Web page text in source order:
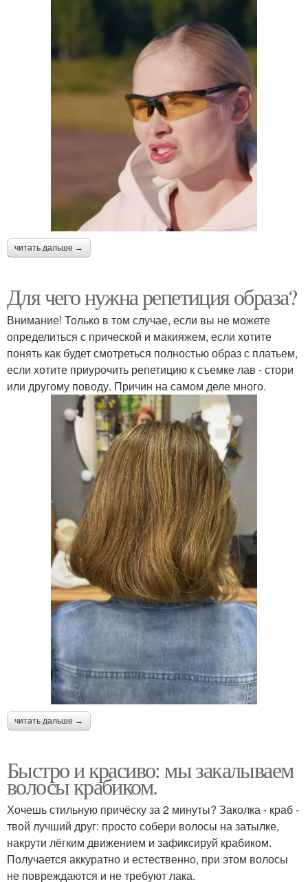
читать дальше →
Для чего нужна репетиция образа?
Внимание! Только в том случае, если вы не можете
определиться с прической и макияжем, если хотите
понять как будет смотреться полностью образ с платьем,
если хотите приурочить репетицию к съемке лав - стори
или другому поводу. Причин на самом деле много.
читать дальше →
Быстро и красиво: мы закалываем
волосы крабиком.
Хочешь стильную причёску за 2 минуты? Заколка - краб -
твой лучший друг: просто собери волосы на затылке,
накрути лёгким движением и зафиксируй крабиком.
Получается аккуратно и естественно, при этом волосы
не повреждаются и не требуют лака.